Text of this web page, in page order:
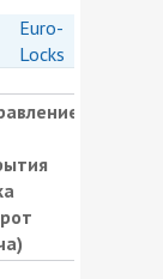
Euro-
Locks